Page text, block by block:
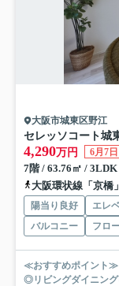
大阪市城東区野江
セレッソコート城
4,290万円 6月7
7階 / 63.76㎡ /
大阪環状線「京橋
陽当り良好 エレ
バルコニー
フロ
≪おすすめポイント≫
◎リビングダイニング